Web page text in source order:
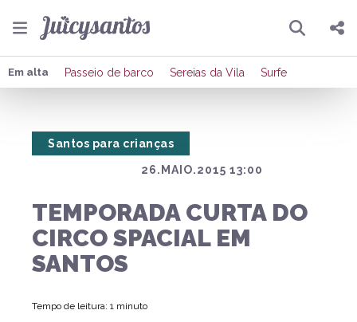
Pesquisar
Compartilhar
Publicar no X
Em alta Passeio de barco Sereias da Vila Surfe
26.MAIO.2015 13:00
Santos para crianças
TEMPORADA CURTA DO
CIRCO SPACIAL EM
SANTOS
Tempo de leitura: 1 minuto